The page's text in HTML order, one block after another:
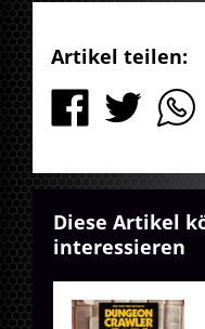
Artikel teilen:
Diese Artikel
interessieren